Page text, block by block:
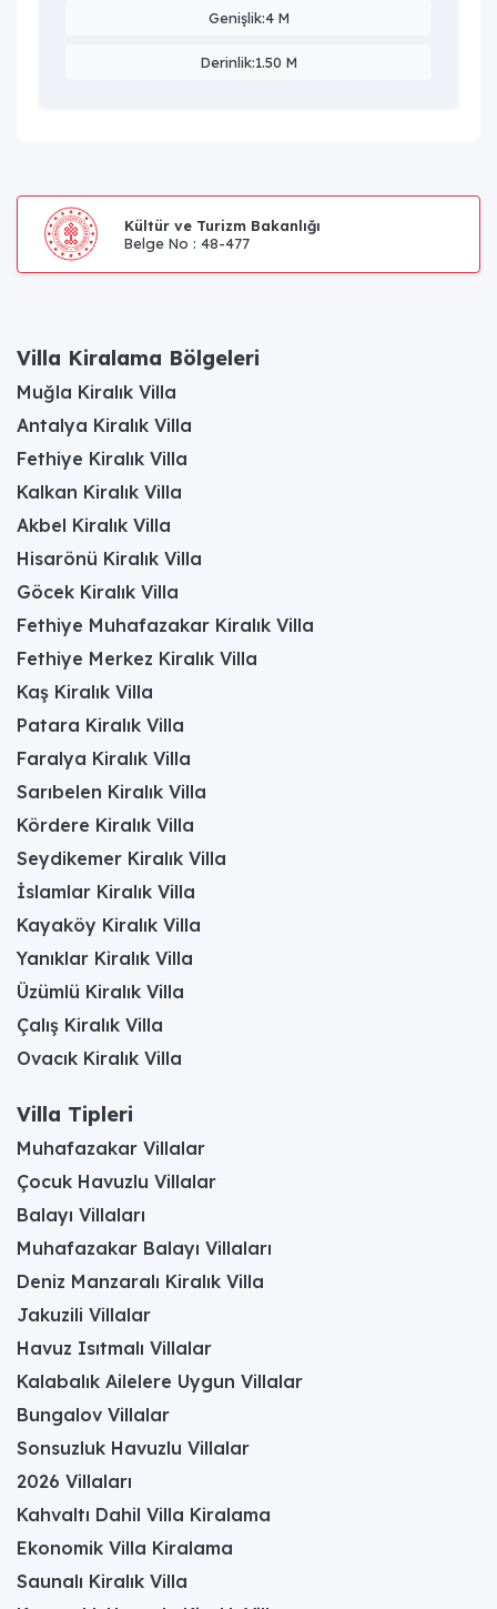
Genişlik:4 M
Derinlik:1.50 M
Kültür ve Turizm Bakanlığı
Belge No : 48-477
Villa Kiralama Bölgeleri
Muğla Kiralık Villa
Antalya Kiralık Villa
Fethiye Kiralık Villa
Kalkan Kiralık Villa
Akbel Kiralık Villa
Hisarönü Kiralık Villa
Göcek Kiralık Villa
Fethiye Muhafazakar Kiralık Villa
Fethiye Merkez Kiralık Villa
Kaş Kiralık Villa
Patara Kiralık Villa
Faralya Kiralık Villa
Sarıbelen Kiralık Villa
Kördere Kiralık Villa
Seydikemer Kiralık Villa
İslamlar Kiralık Villa
Kayaköy Kiralık Villa
Yanıklar Kiralık Villa
Üzümlü Kiralık Villa
Çalış Kiralık Villa
Ovacık Kiralık Villa
Villa Tipleri
Muhafazakar Villalar
Çocuk Havuzlu Villalar
Balayı Villaları
Muhafazakar Balayı Villaları
Deniz Manzaralı Kiralık Villa
Jakuzili Villalar
Havuz Isıtmalı Villalar
Kalabalık Ailelere Uygun Villalar
Bungalov Villalar
Sonsuzluk Havuzlu Villalar
2026 Villaları
Kahvaltı Dahil Villa Kiralama
Ekonomik Villa Kiralama
Saunalı Kiralık Villa